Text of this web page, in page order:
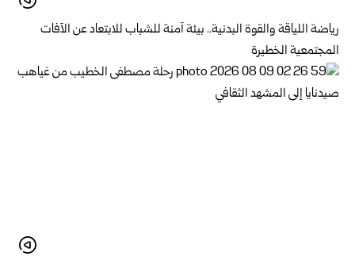
رياضة اللياقة والقوة البدنية.. بيئة آمنة للشباب للابتعاد عن الآفات
المجتمعية الخطيرة